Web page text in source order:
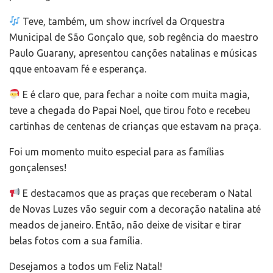
Teve, também, um show incrível da Orquestra
Municipal de São Gonçalo que, sob regência do maestro
Paulo Guarany, apresentou canções natalinas e músicas
qque entoavam fé e esperança.
E é claro que, para fechar a noite com muita magia,
teve a chegada do Papai Noel, que tirou foto e recebeu
cartinhas de centenas de crianças que estavam na praça.
Foi um momento muito especial para as famílias
gonçalenses!
E destacamos que as praças que receberam o Natal
de Novas Luzes vão seguir com a decoração natalina até
meados de janeiro. Então, não deixe de visitar e tirar
belas fotos com a sua família.
Desejamos a todos um Feliz Natal!